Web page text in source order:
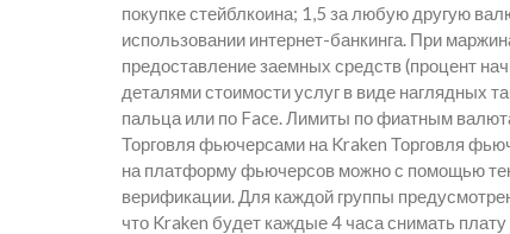
покупке стейблкоина; 1,5 за любую другую
использовании интернет-банкинга. При
предоставление заемных средств (процент
деталями стоимости услуг в виде наглядных
пальца или по Face. Лимиты по фиатным
Торговля фьючерсами на Kraken Торговля
на платформу фьючерсов можно с помощью
верификации. Для каждой группы
что Kraken будет каждые 4 часа снимать